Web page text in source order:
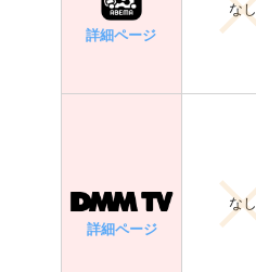
詳細ページ
なし
詳細ページ
なし